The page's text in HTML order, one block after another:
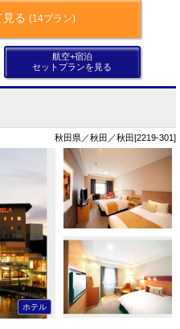
る (14プラン)
航空+宿泊
セットプランを見る
秋田県／秋田／秋田[2219-301]
ホテル